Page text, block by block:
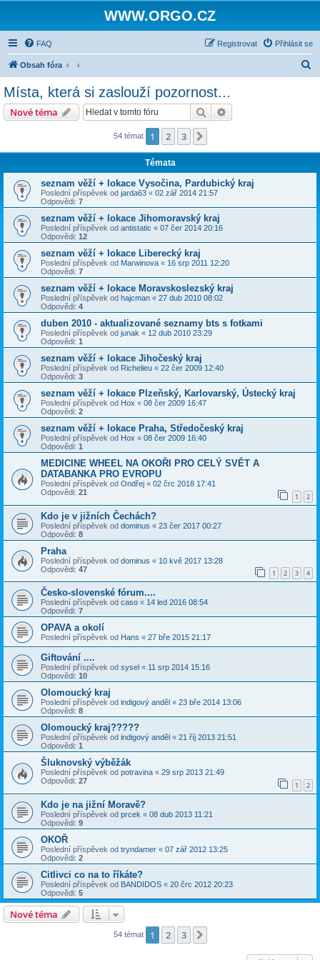
WWW.ORGO.CZ
FAQ Přihlásit se
Registrovat
Obsah fóra
Místa, která si zaslouží pozornost...
Nové téma Hledat
54 témat 1 2 3
Témata
seznam věží + lokace Vysočina, Pardubický kraj
Poslední příspěvek od jarda63 « 02 zář 2014 21:57
Odpovědi: 7
seznam věží + lokace Jihomoravský kraj
Poslední příspěvek od antistatic « 07 čer 2014 20:16
Odpovědi: 12
seznam věží + lokace Liberecký kraj
Poslední příspěvek od Marwinova « 16 srp 2011 12:20
Odpovědi: 7
seznam věží + lokace Moravskoslezský kraj
Poslední příspěvek od hajcman « 27 dub 2010 08:02
Odpovědi: 4
duben 2010 - aktualizované seznamy bts s fotkami
Poslední příspěvek od junak « 12 dub 2010 23:29
Odpovědi: 1
seznam věží + lokace Jihočeský kraj
Poslední příspěvek od Richelieu « 22 čer 2009 12:40
Odpovědi: 3
seznam věží + lokace Plzeňský, Karlovarský, Ústecký kraj
Poslední příspěvek od Hox « 08 čer 2009 16:47
Odpovědi: 2
seznam věží + lokace Praha, Středočeský kraj
Poslední příspěvek od Hox « 08 čer 2009 16:40
Odpovědi: 1
MEDICINE WHEEL NA OKOŘI PRO CELÝ SVĚT A
DATABANKA PRO EVROPU
Poslední příspěvek od Ondřej « 02 črc 2018 17:41
Odpovědi: 21 1 2
Kdo je v jižních Čechách?
Poslední příspěvek od dominus « 23 čer 2017 00:27
Odpovědi: 8
Praha
Poslední příspěvek od dominus « 10 kvě 2017 13:28
Odpovědi: 47 1 2 3 4
Česko-slovenské fórum....
Poslední příspěvek od caso « 14 led 2016 08:54
Odpovědi: 7
OPAVA a okolí
Poslední příspěvek od Hans « 27 bře 2015 21:17
Giftování ....
Poslední příspěvek od sysel « 11 srp 2014 15:16
Odpovědi: 10
Olomoucký kraj
Poslední příspěvek od indigový anděl « 23 bře 2014 13:06
Odpovědi: 8
Olomoucký kraj?????
Poslední příspěvek od indigový anděl « 21 říj 2013 21:51
Odpovědi: 1
Šluknovský výběžák
Poslední příspěvek od potravina « 29 srp 2013 21:49
Odpovědi: 27 1 2
Kdo je na jižní Moravě?
Poslední příspěvek od prcek « 08 dub 2013 11:21
Odpovědi: 9
OKOŘ
Poslední příspěvek od tryndamer « 07 zář 2012 13:25
Odpovědi: 2
Citlivci co na to říkáte?
Poslední příspěvek od BANDIDOS « 20 črc 2012 20:23
Odpovědi: 5
Nové téma
54 témat 1 2 3